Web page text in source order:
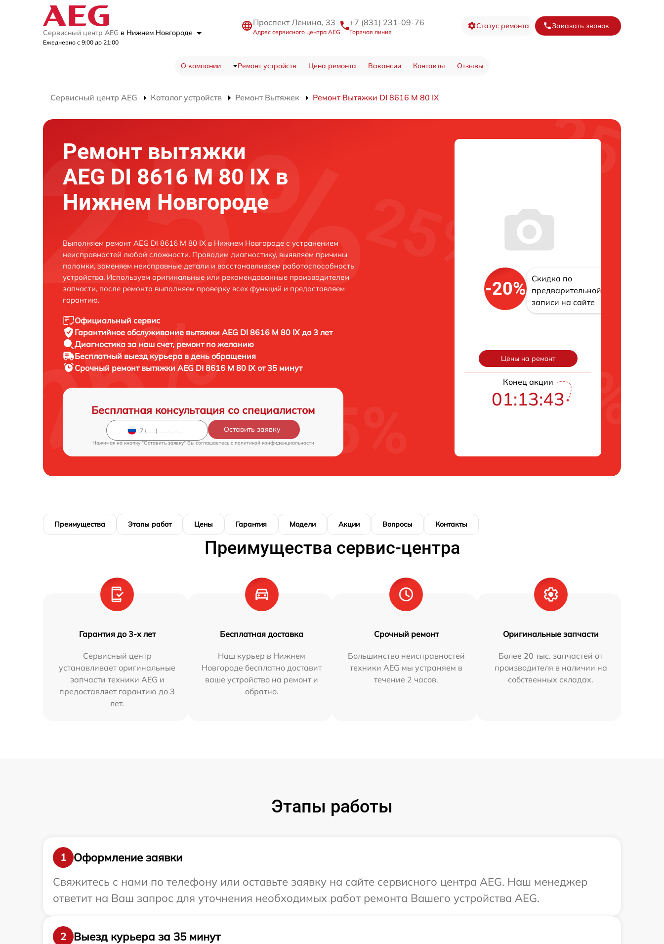
Сервисный центр AEG в Нижнем Новгороде
Ежедневно с 9:00 до 21:00
Проспект Ленина, 33
Адрес сервисного центра AEG
+7 (831) 231-09-76
Горячая линия
Статус ремонта Заказать звонок
О компании Ремонт устройств Цена ремонта Вакансии Контакты Отзывы
Сервисный центр AEG Каталог устройств Ремонт Вытяжек Ремонт Вытяжки DI 8616 M 80 IX
Ремонт вытяжки
AEG DI 8616 M 80 IX в
Нижнем Новгороде
Выполняем ремонт AEG DI 8616 M 80 IX в Нижнем Новгороде с устранением
неисправностей любой сложности. Проводим диагностику, выявляем причины
поломки, заменяем неисправные детали и восстанавливаем работоспособность
устройства. Используем оригинальные или рекомендованные производителем
запчасти, после ремонта выполняем проверку всех функций и предоставляем
гарантию.
Официальный сервис
Гарантийное обслуживание вытяжки AEG DI 8616 M 80 IX до 3 лет
Диагностика за наш счет, ремонт по желанию
Бесплатный выезд курьера в день обращения
Срочный ремонт вытяжки AEG DI 8616 M 80 IX от 35 минут
Бесплатная консультация со специалистом
Оставить заявку
Нажимая на кнопку "Оставить заявку" Вы соглашаетесь c политикой конфиденциальности
-20%
Скидка по
предварительной
записи на сайте
Цены на ремонт
Конец акции
01:13:42
Преимущества Этапы работ Цены Гарантия Модели Акции Вопросы Контакты
Преимущества сервис-центра
Гарантия до 3-х лет
Сервисный центр
устанавливает оригинальные
запчасти техники AEG и
предоставляет гарантию до 3
лет.
Бесплатная доставка
Наш курьер в Нижнем
Новгороде бесплатно доставит
ваше устройство на ремонт и
обратно.
Срочный ремонт
Большинство неисправностей
техники AEG мы устраняем в
течение 2 часов.
Оригинальные запчасти
Более 20 тыс. запчастей от
производителя в наличии на
собственных складах.
Этапы работы
1
Оформление заявки
Свяжитесь с нами по телефону или оставьте заявку на сайте сервисного центра AEG. Наш менеджер
ответит на Ваш запрос для уточнения необходимых работ ремонта Вашего устройства AEG.
2
Выезд курьера за 35 минут